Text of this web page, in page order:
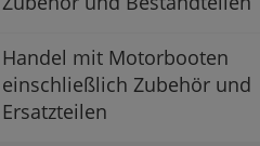
Handel mit Motorbooten
einschließlich Zubehör und
Ersatzteilen